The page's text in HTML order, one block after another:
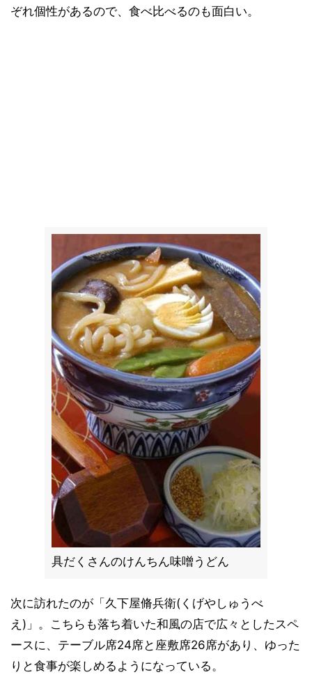
ぞれ個性があるので、食べ比べるのも面白い。
具だくさんのけんちん味噌うどん
次に訪れたのが「久下屋脩兵衛(くげやしゅうべ
え)」。こちらも落ち着いた和風の店で広々としたスペ
ースに、テーブル席24席と座敷席26席があり、ゆった
りと食事が楽しめるようになっている。